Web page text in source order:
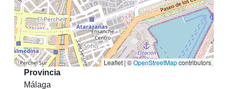
Leaflet | ©OpenStreetMapcontributors
Provincia
Málaga